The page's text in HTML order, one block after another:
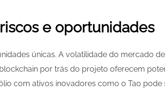
e oportunidades
únicas. A volatilidade do mercado
por trás do projeto oferecem
com ativos inovadores como o Tao pode